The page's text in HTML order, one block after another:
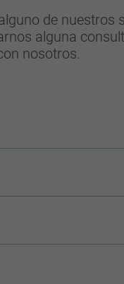
de nuestros
alguna
nosotros.